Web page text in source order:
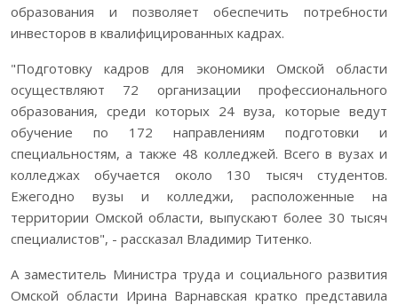
образования и позволяет обеспечить потребности
инвесторов в квалифицированных кадрах.
"Подготовку кадров для экономики Омской области
осуществляют 72 организации профессионального
образования, среди которых 24 вуза, которые ведут
обучение по 172 направлениям подготовки и
специальностям, а также 48 колледжей. Всего в вузах и
колледжах обучается около 130 тысяч студентов.
Ежегодно вузы и колледжи, расположенные на
территории Омской области, выпускают более 30 тысяч
специалистов", - рассказал Владимир Титенко.
А заместитель Министра труда и социального развития
Омской области Ирина Варнавская кратко представила